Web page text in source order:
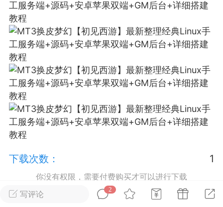
排行 在线 小黑屋
实时动态
Lv.8 极品会员 靓号
黑凤梨
电脑端 外挂制作
该内容只允许登录的用户查看
写评论
2
下载次数： 1
你没有权限，需要付费购买才可以进行下载
立即下载